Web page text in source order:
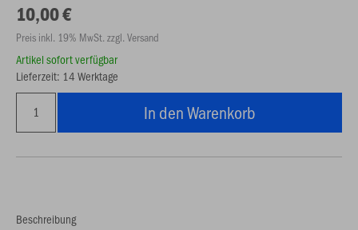
10,00 €
Preis inkl. 19% MwSt. zzgl. Versand
Artikel sofort verfügbar
Lieferzeit: 14 Werktage
In den Warenkorb
Beschreibung